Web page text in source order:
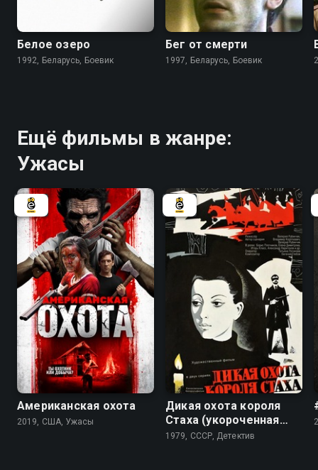
Белое озеро
1992, Беларусь, Боевик
5.5
Бег от смерти
1997, Беларусь, Боевик
Ещё фильмы в жанре:
Ужасы
4.2
Американская охота
2019, США, Ужасы
6.9
Дикая охота короля
Стаха (укороченная
версия)
1979, СССР, Детектив